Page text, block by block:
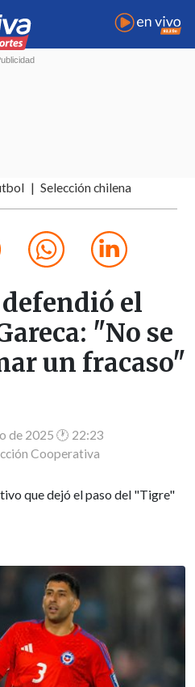
Selección chilena
el
"No se
un fracaso"
de 2025 🕐 22:23
Cooperativa
que dejó el paso del "Tigre"